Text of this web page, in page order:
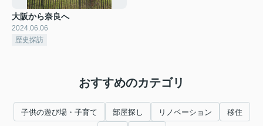
大阪から奈良へ
2024.06.06
歴史探訪
おすすめのカテゴリ
子供の遊び場・子育て 部屋探し リノベーション 移住